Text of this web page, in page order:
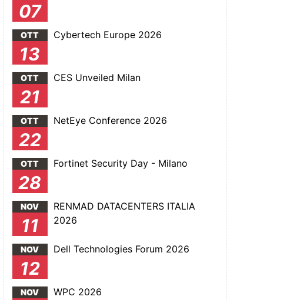
07
OTT
13
Cybertech Europe 2026
OTT
21
CES Unveiled Milan
OTT
22
NetEye Conference 2026
OTT
28
Fortinet Security Day - Milano
NOV
11
RENMAD DATACENTERS ITALIA
2026
NOV
12
Dell Technologies Forum 2026
NOV WPC 2026